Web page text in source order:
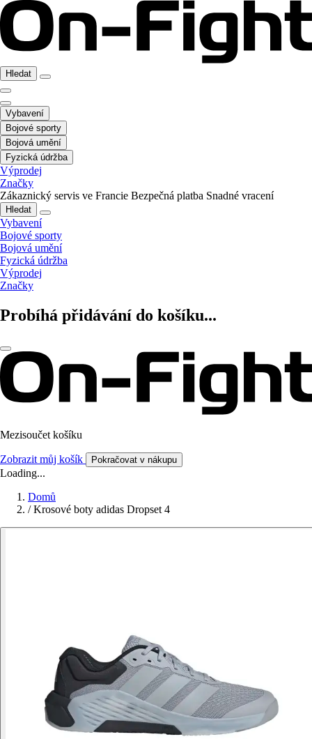
Hledat
Vybavení
Bojové sporty
Bojová umění
Fyzická údržba
Výprodej
Značky
Zákaznický servis ve Francie Bezpečná platba Snadné vracení
Hledat
Vybavení
Bojové sporty
Bojová umění
Fyzická údržba
Výprodej
Značky
Probíhá přidávání do košíku...
Mezisoučet košíku
Zobrazit můj košík Pokračovat v nákupu
Loading...
Domů
/ Krosové boty adidas Dropset 4